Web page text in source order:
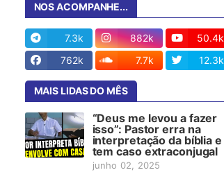
NOS ACOMPANHE...
7.3k 882k
50.4k
762k
7.7k 12.3k
MAIS LIDAS DO MÊS
“Deus me levou a fazer
isso”: Pastor erra na
interpretação da bíblia e
tem caso extraconjugal
junho 02, 2025